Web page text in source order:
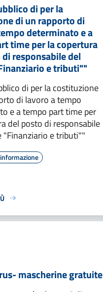
di per la
di un rapporto di
determinato e a
time per la copertura
responsabile del
e tributi""
di per la costituzione
di lavoro a tempo
e a tempo part time per
del posto di responsabile
"Finanziario e tributi""
mascherine gratuite